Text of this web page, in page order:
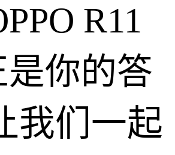
R11
是你的答
我们一起